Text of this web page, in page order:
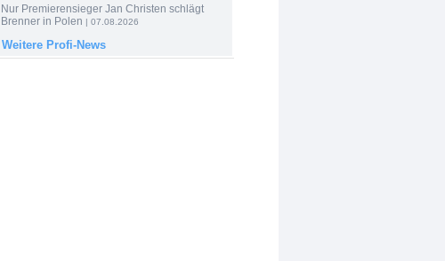
Nur Premierensieger Jan Christen schlägt
Brenner in Polen | 07.08.2026
Weitere Profi-News